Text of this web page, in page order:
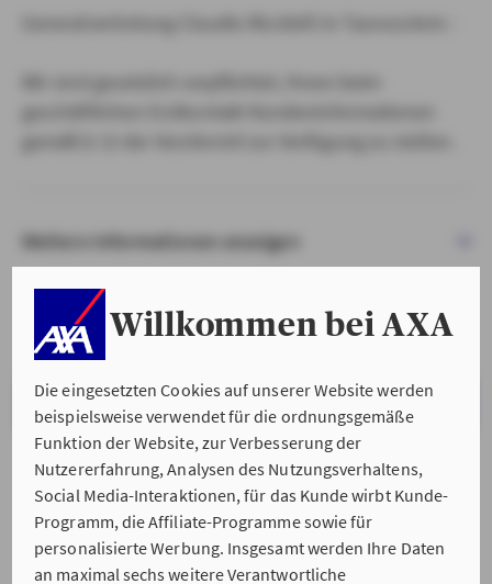
Willkommen bei AXA
Die eingesetzten Cookies auf unserer Website werden
beispielsweise verwendet für die ordnungsgemäße
Funktion der Website, zur Verbesserung der
Nutzererfahrung, Analysen des Nutzungsverhaltens,
Social Media-Interaktionen, für das Kunde wirbt Kunde-
Programm, die Affiliate-Programme sowie für
personalisierte Werbung. Insgesamt werden Ihre Daten
an maximal sechs weitere Verantwortliche
Weitere Informationen anzeigen
VERSTANDEN & WEITER